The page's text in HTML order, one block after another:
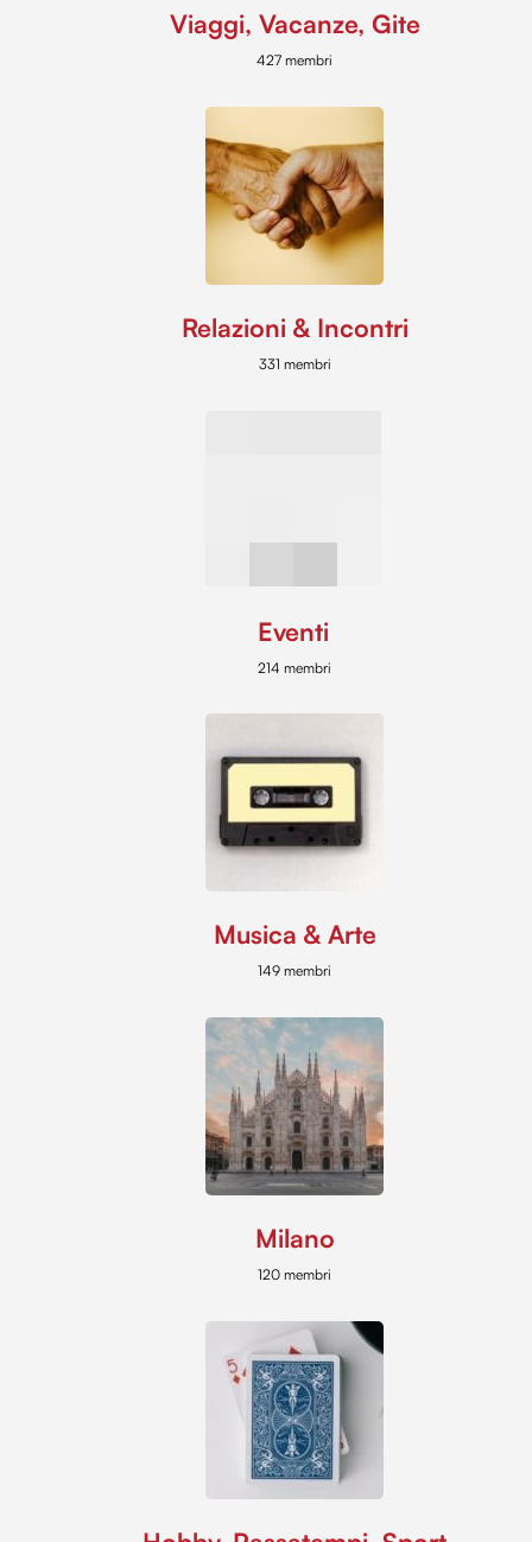
Viaggi, Vacanze, Gite
427 membri
Relazioni & Incontri
331 membri
Eventi
214 membri
Musica & Arte
149 membri
Milano
120 membri